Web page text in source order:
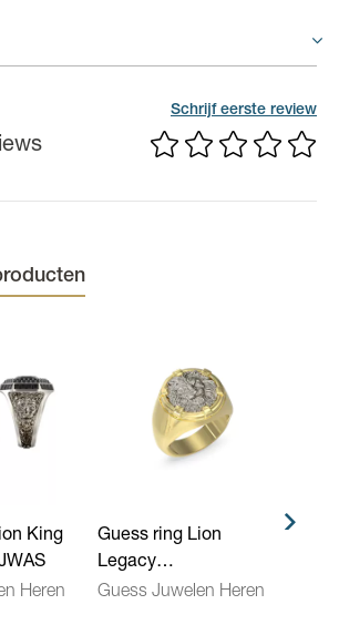
van 3 weken na aankoopdatum toch een
zijn, dan zal er geïnformeerd worden bij de
is aan een productiefout. Draagsporen
Staal
Nude
Schrijf eerste review
King
Heren
Guess ring Lion
Legacy
JUMR06061JWYG
Guess Juwelen Heren